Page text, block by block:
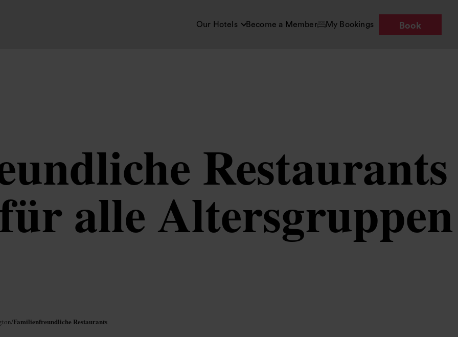
Our Hotels Become a Member My Bookings Book
Restaurants
alle Altersgruppen
/Familienfreundliche Restaurants